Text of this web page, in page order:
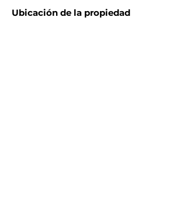
Ubicación de la propiedad